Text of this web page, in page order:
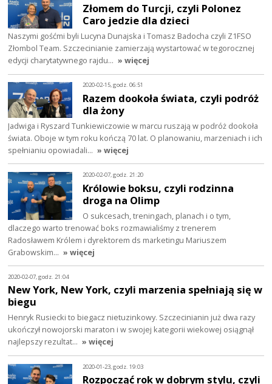
Złomem do Turcji, czyli Polonez
Caro jedzie dla dzieci
Naszymi gośćmi byli Lucyna Dunajska i Tomasz Badocha czyli Z1FSO
Złombol Team. Szczecinianie zamierzają wystartować w tegorocznej
edycji charytatywnego rajdu… » więcej
2020-02-15, godz. 06:51
Razem dookoła świata, czyli podróż
dla żony
Jadwiga i Ryszard Tunkiewiczowie w marcu ruszają w podróż dookoła
świata. Oboje w tym roku kończą 70 lat. O planowaniu, marzeniach i ich
spełnianiu opowiadali… » więcej
2020-02-07, godz. 21:20
Królowie boksu, czyli rodzinna
droga na Olimp
O sukcesach, treningach, planach i o tym,
dlaczego warto trenować boks rozmawialiśmy z trenerem
Radosławem Królem i dyrektorem ds marketingu Mariuszem
Grabowskim… » więcej
2020-02-07, godz. 21:04
New York, New York, czyli marzenia spełniają się w
biegu
Henryk Rusiecki to biegacz nietuzinkowy. Szczecinianin już dwa razy
ukończył nowojorski maraton i w swojej kategorii wiekowej osiągnął
najlepszy rezultat… » więcej
2020-01-23, godz. 19:03
Rozpocząć rok w dobrym stylu, czyli